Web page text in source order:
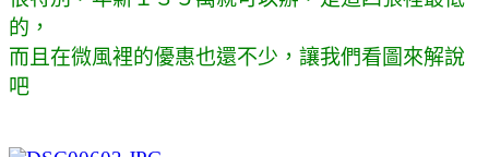
的，
而且在微風裡的優惠也還不少，讓我們看圖來解說
吧